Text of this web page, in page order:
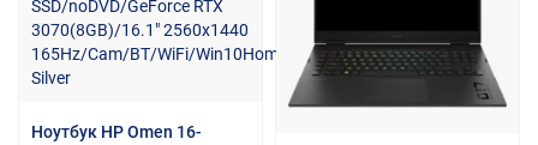
Ноутбук HP Omen 16-